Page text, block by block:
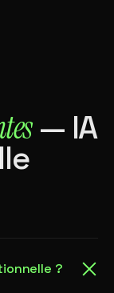
— IA
?